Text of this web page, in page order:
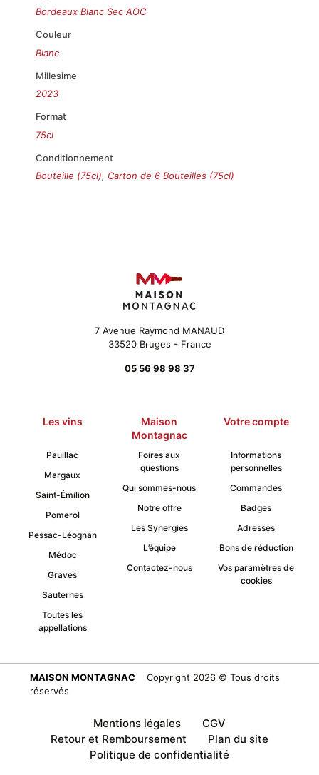
Bordeaux Blanc Sec AOC
Couleur
Blanc
Millesime
2023
Format
75cl
Conditionnement
Bouteille (75cl), Carton de 6 Bouteilles (75cl)
7 Avenue Raymond MANAUD
33520 Bruges - France
05 56 98 98 37
Les vins
Maison
Montagnac
Votre compte
Pauillac
Margaux
Saint-Émilion
Pomerol
Pessac-Léognan
Médoc
Graves
Sauternes
Toutes les
appellations
Foires aux
questions
Qui sommes-nous
Notre offre
Les Synergies
L’équipe
Contactez-nous
Informations
personnelles
Commandes
Badges
Adresses
Bons de réduction
Vos paramètres de
cookies
MAISON MONTAGNAC Copyright 2026 © Tous droits
réservés
Mentions légales
CGV
Retour et Remboursement
Plan du site
Politique de confidentialité